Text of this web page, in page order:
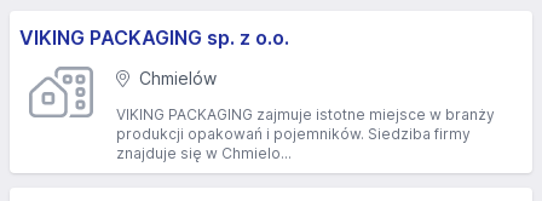
VIKING PACKAGING sp. z o.o.
Chmielów
VIKING PACKAGING zajmuje istotne miejsce w branży
produkcji opakowań i pojemników. Siedziba firmy
znajduje się w Chmielo...